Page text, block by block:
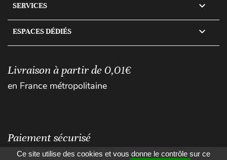
SERVICES 
ESPACES DÉDIÉS 
Livraison à partir de 0,01€
en France métropolitaine
Paiement sécurisé
Ce site utilise des cookies et vous donne le contrôle sur ce